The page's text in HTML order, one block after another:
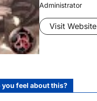
Administrator
Visit Website
you feel about this?